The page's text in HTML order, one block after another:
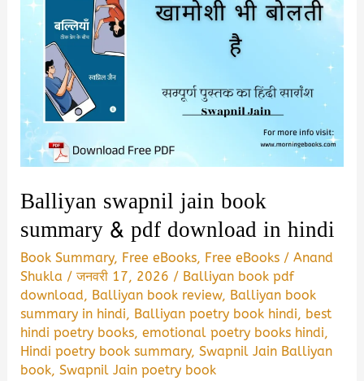
Balliyan swapnil jain book
summary & pdf download in hindi
Book Summary, Free eBooks, Free eBooks /Anand
Shukla /जनवरी 17, 2026 / Balliyan book pdf
download, Balliyan book review, Balliyan book
summary in hindi, Balliyan poetry book hindi, best
hindi poetry books,emotional poetry books hindi,
Hindi poetry book summary,Swapnil Jain Balliyan
book,Swapnil Jain poetry book